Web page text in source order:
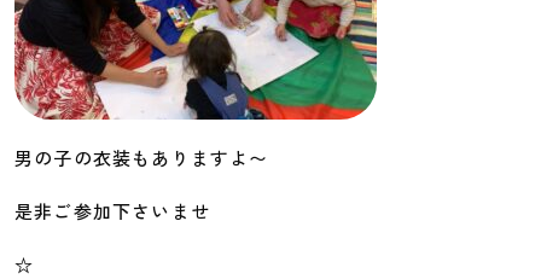
男の子の衣装もありますよ〜
是非ご参加下さいませ
☆